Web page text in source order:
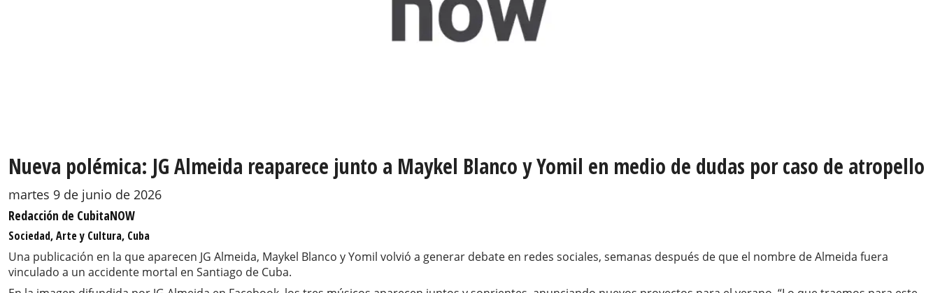
Nueva polémica: JG Almeida reaparece junto a Maykel Blanco y Yomil en medio de dudas por caso de atropello
martes 9 de junio de 2026
Redacción de CubitaNOW
Sociedad, Arte y Cultura, Cuba
Una publicación en la que aparecen JG Almeida, Maykel Blanco y Yomil volvió a generar debate en redes sociales, semanas después de que el nombre de Almeida fuera
vinculado a un accidente mortal en Santiago de Cuba.